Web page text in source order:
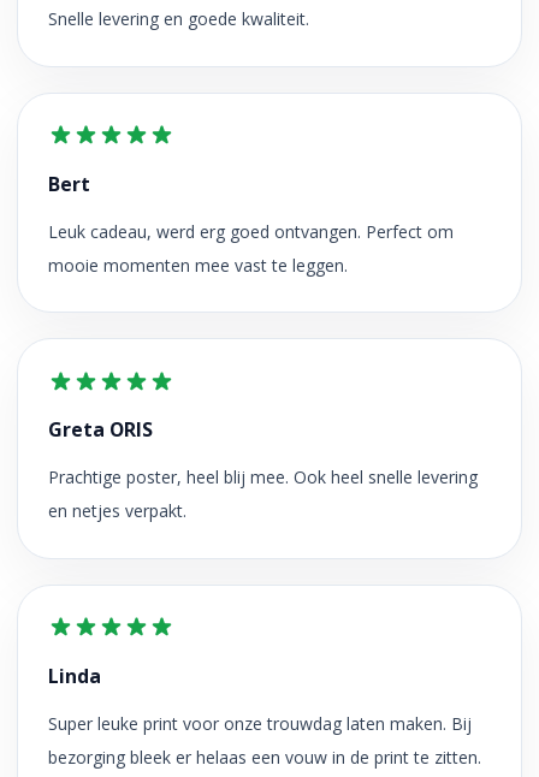
Snelle levering en goede kwaliteit.
Bert
Leuk cadeau, werd erg goed ontvangen. Perfect om
mooie momenten mee vast te leggen.
Greta ORIS
Prachtige poster, heel blij mee. Ook heel snelle levering
en netjes verpakt.
Linda
Super leuke print voor onze trouwdag laten maken. Bij
bezorging bleek er helaas een vouw in de print te zitten.